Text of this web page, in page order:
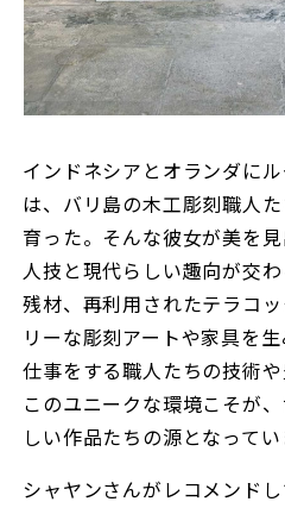
インドネシアとオランダに
は、バリ島の木工彫刻職人
育った。そんな彼女が美を
人技と現代らしい趣向が交
残材、再利用されたテラコ
リーな彫刻アートや家具を
仕事をする職人たちの技術
このユニークな環境こそが
しい作品たちの源となってい
シャヤンさんがレコメンド